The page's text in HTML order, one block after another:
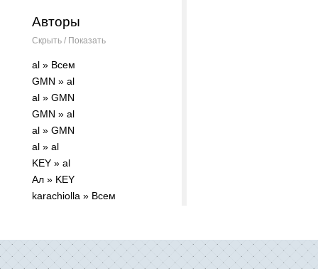
Авторы
Скрыть / Показать
al » Всем
GMN » al
al » GMN
GMN » al
al » GMN
al » al
KEY » al
Ал » KEY
karachiolla » Всем